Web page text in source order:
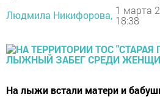
Людмила Никифорова, 1 марта
18:38
На лыжи встали матери и